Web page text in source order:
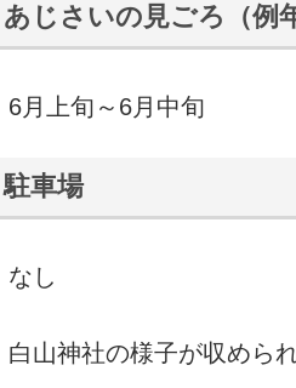
あじさいの見ごろ（例
6月上旬～6月中旬
駐車場
なし
白山神社の様子が収めら